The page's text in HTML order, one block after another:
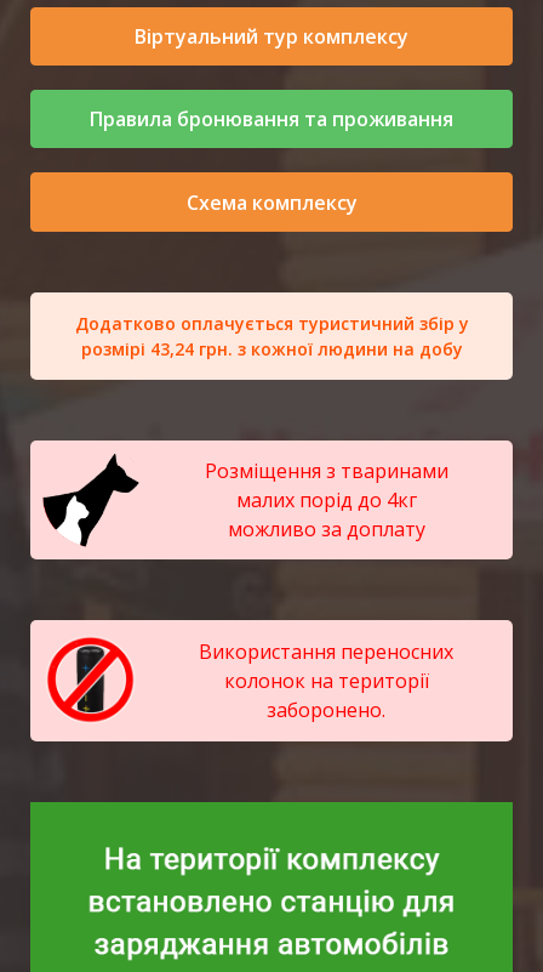
Віртуальний тур комплексу
Правила бронювання та проживання
Схема комплексу
Додатково оплачується туристичний збір у
розмірі 43,24 грн. з кожної людини на добу
Розміщення з тваринами
малих порід до 4кг
можливо за доплату
Використання переносних
колонок на території
заборонено.